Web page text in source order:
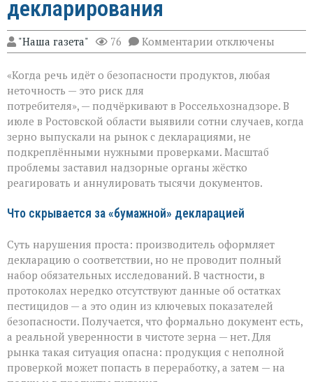
декларирования
"Наша газета" 76 Комментарии к
записи
под
Ростовской
области
вскрыли
массовые
нарушения
декларирования
отключены
«Когда речь идёт о безопасности продуктов, любая
неточность — это риск для
потребителя», — подчёркивают в Россельхознадзоре. В
июле в Ростовской области выявили сотни случаев, когда
зерно выпускали на рынок с декларациями, не
подкреплёнными нужными проверками. Масштаб
проблемы заставил надзорные органы жёстко
реагировать и аннулировать тысячи документов.
Что скрывается за «бумажной» декларацией
Суть нарушения проста: производитель оформляет
декларацию о соответствии, но не проводит полный
набор обязательных исследований. В частности, в
протоколах нередко отсутствуют данные об остатках
пестицидов — а это один из ключевых показателей
безопасности. Получается, что формально документ есть,
а реальной уверенности в чистоте зерна — нет. Для
рынка такая ситуация опасна: продукция с неполной
проверкой может попасть в переработку, а затем — на